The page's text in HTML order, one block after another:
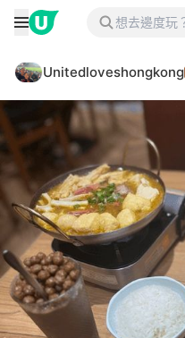
Unitedloveshongkong